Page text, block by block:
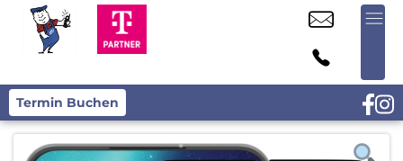
Termin Buchen